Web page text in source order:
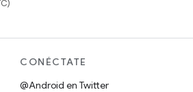
CONÉCTATE
@Android en Twitter